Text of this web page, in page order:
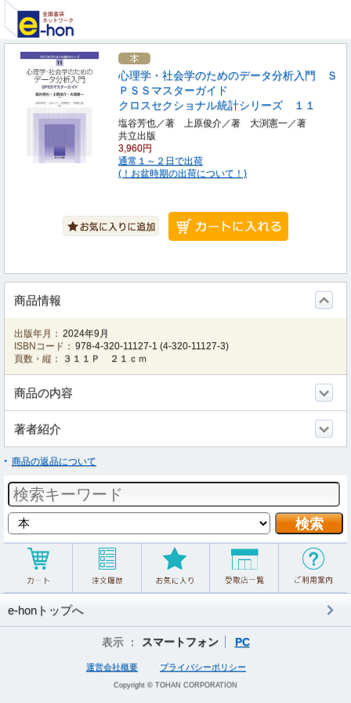
心理学・社会学のためのデータ分析入門 Ｓ
ＰＳＳマスターガイド
クロスセクショナル統計シリーズ １１
塩谷芳也／著 上原俊介／著 大渕憲一／著
共立出版
3,960円
通常１～２日で出荷
(！お盆時期の出荷について！)
商品情報
出版年月： 2024年9月
ISBNコード： 978-4-320-11127-1 (4-320-11127-3)
頁数・縦：
３１１Ｐ ２１ｃｍ
商品の内容
著者紹介
商品の返品について
e-honトップへ
表示 ： スマートフォン PC
運営会社概要 プライバシーポリシー
Copyright © TOHAN CORPORATION